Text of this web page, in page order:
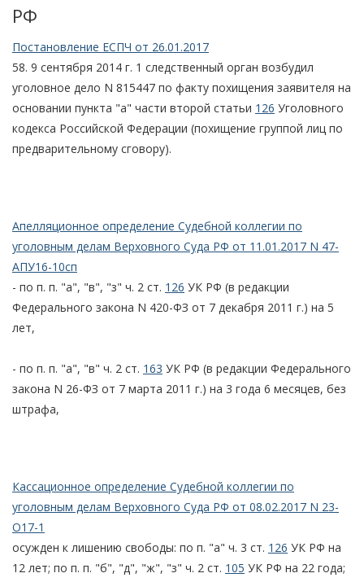
РФ
Постановление ЕСПЧ от 26.01.2017
58. 9 сентября 2014 г. 1 следственный орган возбудил
уголовное дело N 815447 по факту похищения заявителя на
основании пункта "а" части второй статьи 126 Уголовного
кодекса Российской Федерации (похищение группой лиц по
предварительному сговору).
Апелляционное определение Судебной коллегии по
уголовным делам Верховного Суда РФ от 11.01.2017 N 47-
АПУ16-10сп
- по п. п. "а", "в", "з" ч. 2 ст. 126 УК РФ (в редакции
Федерального закона N 420-ФЗ от 7 декабря 2011 г.) на 5
лет,
- по п. п. "а", "в" ч. 2 ст. 163 УК РФ (в редакции Федерального
закона N 26-ФЗ от 7 марта 2011 г.) на 3 года 6 месяцев, без
штрафа,
Кассационное определение Судебной коллегии по
уголовным делам Верховного Суда РФ от 08.02.2017 N 23-
О17-1
осужден к лишению свободы: по п. "а" ч. 3 ст. 126 УК РФ на
12 лет; по п. п. "б", "д", "ж", "з" ч. 2 ст. 105 УК РФ на 22 года;